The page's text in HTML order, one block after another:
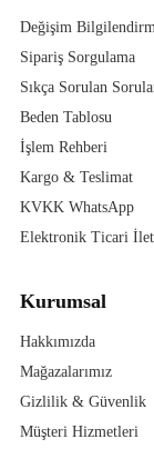
Değişim
Sipariş Sorgulama
Sıkça Sorulan
Beden Tablosu
İşlem Rehberi
Kargo & Teslimat
KVKK WhatsApp
Elektronik Ticari
Kurumsal
Hakkımızda
Mağazalarımız
Gizlilik & Güvenlik
Müşteri Hizmetleri